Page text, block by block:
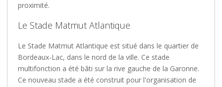
proximité.
Le Stade Matmut Atlantique
Le Stade Matmut Atlantique est situé dans le quartier de
Bordeaux-Lac, dans le nord de la ville. Ce stade
multifonction a été bâti sur la rive gauche de la Garonne.
Ce nouveau stade a été construit pour l'organisation de